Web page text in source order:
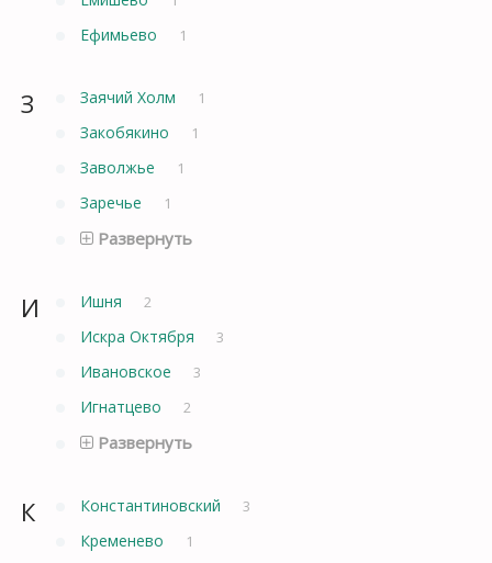
Ефимьево 1
З Заячий Холм 1
Закобякино 1
Заволжье 1
Заречье 1
Развернуть
И Ишня 2
Искра Октября 3
Ивановское 3
Игнатцево 2
Развернуть
К Константиновский 3
Кременево 1